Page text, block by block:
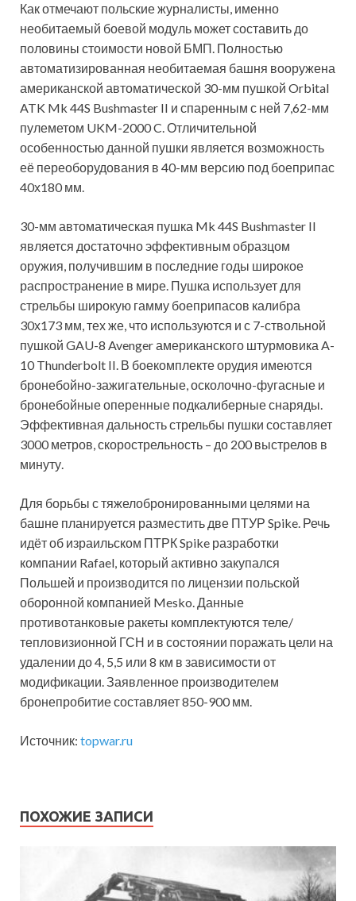
Как отмечают польские журналисты, именно
необитаемый боевой модуль может составить до
половины стоимости новой БМП. Полностью
автоматизированная необитаемая башня вооружена
американской автоматической 30-мм пушкой Orbital
ATK Mk 44S Bushmaster II и спаренным с ней 7,62-мм
пулеметом UKM-2000 C. Отличительной
особенностью данной пушки является возможность
её переоборудования в 40-мм версию под боеприпас
40х180 мм.
30-мм автоматическая пушка Mk 44S Bushmaster II
является достаточно эффективным образцом
оружия, получившим в последние годы широкое
распространение в мире. Пушка использует для
стрельбы широкую гамму боеприпасов калибра
30х173 мм, тех же, что используются и с 7-ствольной
пушкой GAU-8 Avenger американского штурмовика A-
10 Thunderbolt II. В боекомплекте орудия имеются
бронебойно-зажигательные, осколочно-фугасные и
бронебойные оперенные подкалиберные снаряды.
Эффективная дальность стрельбы пушки составляет
3000 метров, скорострельность – до 200 выстрелов в
минуту.
Для борьбы с тяжелобронированными целями на
башне планируется разместить две ПТУР Spike. Речь
идёт об израильском ПТРК Spike разработки
компании Rafael, который активно закупался
Польшей и производится по лицензии польской
оборонной компанией Mesko. Данные
противотанковые ракеты комплектуются теле/
тепловизионной ГСН и в состоянии поражать цели на
удалении до 4, 5,5 или 8 км в зависимости от
модификации. Заявленное производителем
бронепробитие составляет 850-900 мм.
Источник: topwar.ru
ПОХОЖИЕ ЗАПИСИ